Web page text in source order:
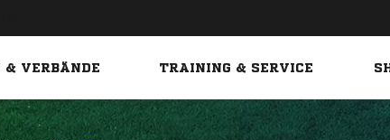
& VERBÄNDE TRAINING & SERVICE